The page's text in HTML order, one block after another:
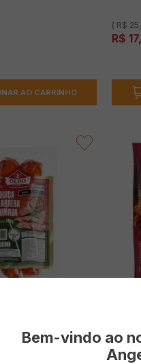
AO CARRINHO
( R$
R$ 17,
Bem-vindo ao